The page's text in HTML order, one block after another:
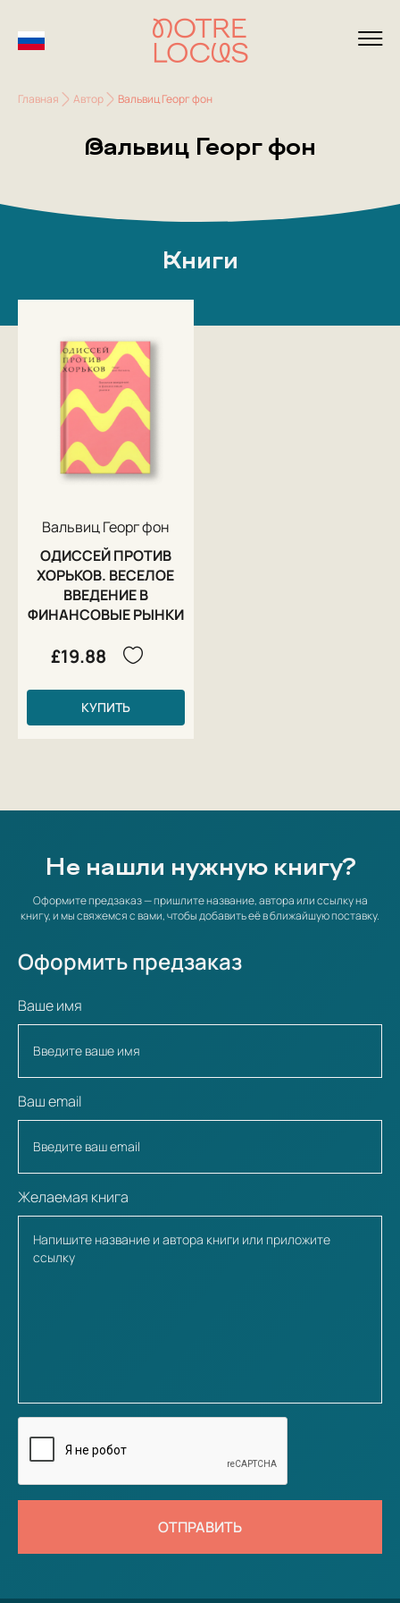
Главная Автор Вальвиц Георг фон
Вальвиц Георг фон
Книги
Вальвиц Георг фон
ОДИССЕЙ ПРОТИВ
ХОРЬКОВ. ВЕСЕЛОЕ
ВВЕДЕНИЕ В
ФИНАНСОВЫЕ РЫНКИ
£19.88
КУПИТЬ
Не нашли нужную книгу?
Оформите предзаказ — пришлите название, автора или ссылку на
книгу, и мы свяжемся с вами, чтобы добавить её в ближайшую поставку.
Оформить предзаказ
Ваше имя
Ваш email
Желаемая книга
ОТПРАВИТЬ